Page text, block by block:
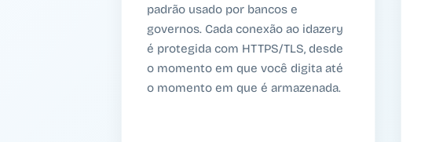
padrão usado por bancos e
governos. Cada conexão ao idazery
é protegida com HTTPS/TLS, desde
o momento em que você digita até
o momento em que é armazenada.